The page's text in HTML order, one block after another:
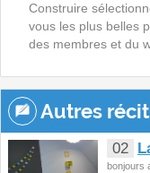
Construire
vous les plus belles
des membres et du
Autres
02
bonjours